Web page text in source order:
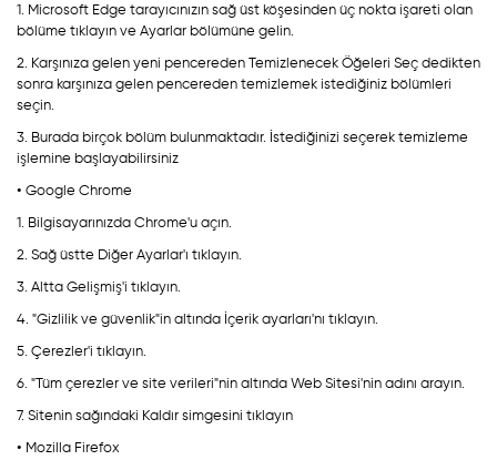
1. Microsoft Edge tarayıcınızın sağ üst köşesinden üç nokta işareti olan
bölüme tıklayın ve Ayarlar bölümüne gelin.
2. Karşınıza gelen yeni pencereden Temizlenecek Öğeleri Seç dedikten
sonra karşınıza gelen pencereden temizlemek istediğiniz bölümleri
seçin.
3. Burada birçok bölüm bulunmaktadır. İstediğinizi seçerek temizleme
işlemine başlayabilirsiniz
• Google Chrome
1. Bilgisayarınızda Chrome'u açın.
2. Sağ üstte Diğer Ayarlar'ı tıklayın.
3. Altta Gelişmiş'i tıklayın.
4. "Gizlilik ve güvenlik"in altında İçerik ayarları'nı tıklayın.
5. Çerezler'i tıklayın.
6. "Tüm çerezler ve site verileri"nin altında Web Sitesi'nin adını arayın.
7. Sitenin sağındaki Kaldır simgesini tıklayın
• Mozilla Firefox